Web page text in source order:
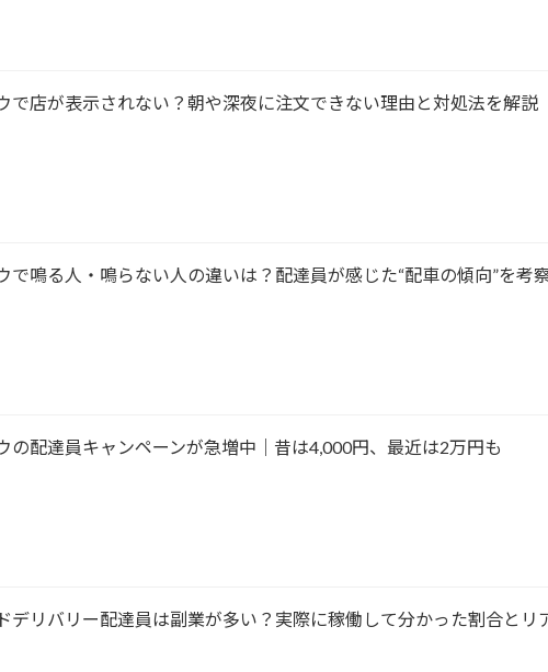
で店が表示されない？朝や深夜に注文できない理由と対処法を解説
で鳴る人・鳴らない人の違いは？配達員が感じた“配車の傾向”を考
の配達員キャンペーンが急増中｜昔は4,000円、最近は2万円も
デリバリー配達員は副業が多い？実際に稼働して分かった割合とリ